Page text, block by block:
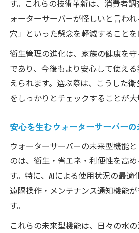
す。これらの技術革新は、消費者
ォーターサーバーが怪しいと言わ
穴」といった懸念を軽減することを
衛生管理の進化は、家族の健康を
であり、今後もより安心して使え
えられます。選ぶ際は、こうした
をしっかりとチェックすることが大
安心を生むウォーターサーバー
ウォーターサーバーの未来型機能
のは、衛生・省エネ・利便性を高
す。特に、AIによる使用状況の最適
遠隔操作・メンテナンス通知機能
す。
これらの未来型機能は、日々の水